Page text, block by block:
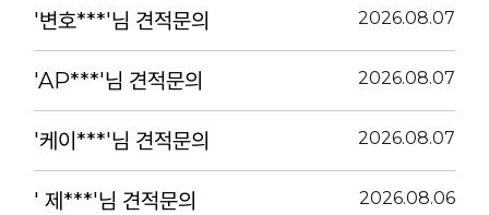
'변호***'님 견적문의 2026.08.07
'AP***'님 견적문의 2026.08.07
'케이***'님 견적문의 2026.08.07
' 제***'님 견적문의 2026.08.06